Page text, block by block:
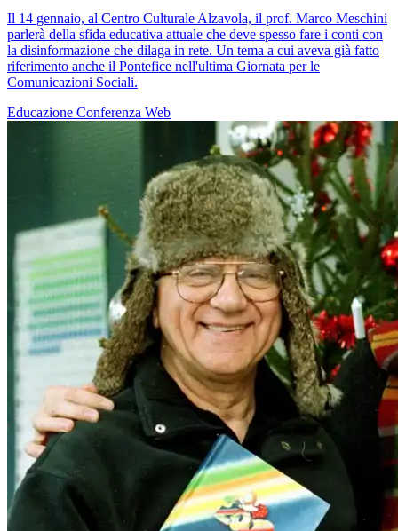
Il 14 gennaio, al Centro Culturale Alzavola, il prof. Marco Meschini
parlerà della sfida educativa attuale che deve spesso fare i conti con
la disinformazione che dilaga in rete. Un tema a cui aveva già fatto
riferimento anche il Pontefice nell'ultima Giornata per le
Comunicazioni Sociali.
Educazione Conferenza Web